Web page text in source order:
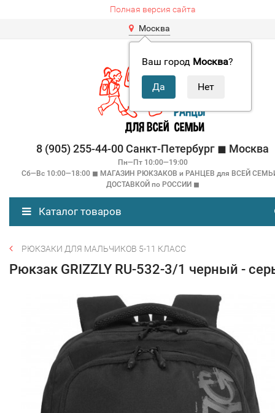
Полная версия сайта
Москва
Ваш город Москва?
8 (905) 255-44-00 Санкт-Петербург ◼ Москва
Пн—Пт 10:00—19:00
Сб—Вс 10:00—18:00 ◼ МАГАЗИН РЮКЗАКОВ и РАНЦЕВ для ВСЕЙ
ДОСТАВКОЙ по РОССИИ ◼
Каталог товаров
РЮКЗАКИ ДЛЯ МАЛЬЧИКОВ 5-11 КЛАСС
Рюкзак GRIZZLY RU-532-3/1 черный -